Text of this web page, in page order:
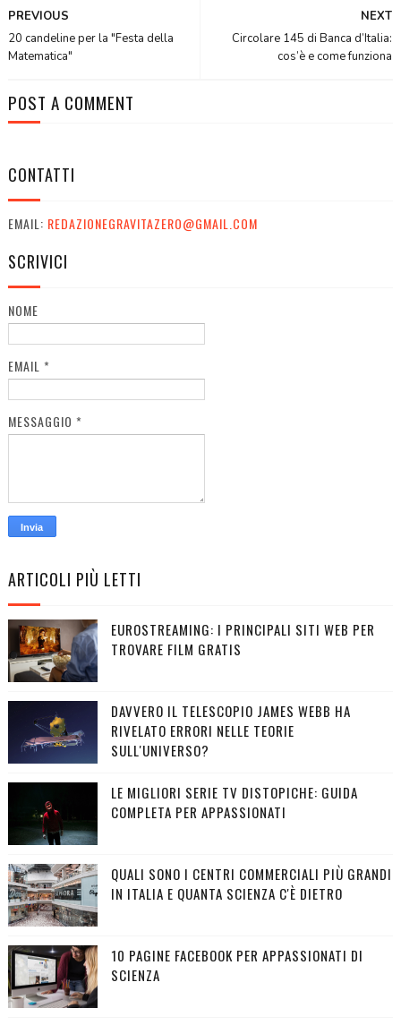
NEXT
Circolare 145 di Banca d’Italia:
cos’è e come funziona
PREVIOUS
20 candeline per la "Festa della
Matematica"
POST A COMMENT
CONTATTI
EMAIL: REDAZIONEGRAVITAZERO@GMAIL.COM
SCRIVICI
NOME
EMAIL *
MESSAGGIO *
ARTICOLI PIÙ LETTI
EUROSTREAMING: I PRINCIPALI SITI WEB PER
TROVARE FILM GRATIS
DAVVERO IL TELESCOPIO JAMES WEBB HA
RIVELATO ERRORI NELLE TEORIE
SULL'UNIVERSO?
LE MIGLIORI SERIE TV DISTOPICHE: GUIDA
COMPLETA PER APPASSIONATI
QUALI SONO I CENTRI COMMERCIALI PIÙ GRANDI
IN ITALIA E QUANTA SCIENZA C'È DIETRO
10 PAGINE FACEBOOK PER APPASSIONATI DI
SCIENZA